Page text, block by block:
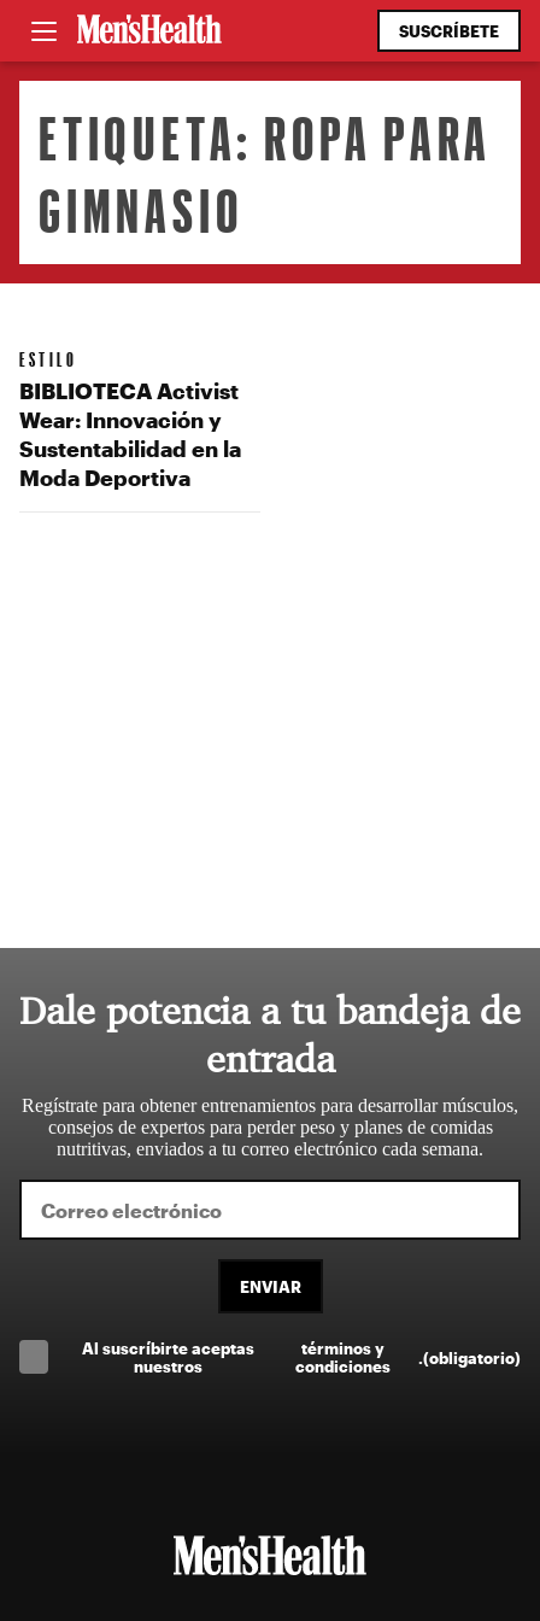
SUSCRÍBETE
ETIQUETA: ROPA PARA
GIMNASIO
ESTILO
BIBLIOTECA Activist
Wear: Innovación y
Sustentabilidad en la
Moda Deportiva
Dale potencia a tu bandeja de
entrada
Regístrate para obtener entrenamientos para desarrollar músculos,
consejos de expertos para perder peso y planes de comidas
nutritivas, enviados a tu correo electrónico cada semana.
ENVIAR
Al suscríbirte aceptas
nuestros
términos y
condiciones
(obligatorio)